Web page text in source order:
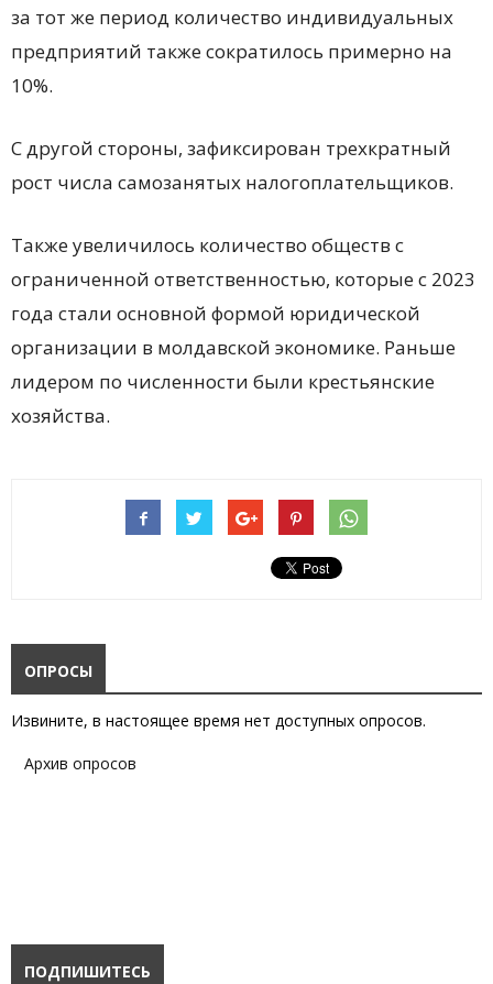
за тот же период количество индивидуальных
предприятий также сократилось примерно на
10%.
С другой стороны, зафиксирован трехкратный
рост числа самозанятых налогоплательщиков.
Также увеличилось количество обществ с
ограниченной ответственностью, которые с 2023
года стали основной формой юридической
организации в молдавской экономике. Раньше
лидером по численности были крестьянские
хозяйства.
ОПРОСЫ
Извините, в настоящее время нет доступных опросов.
Архив опросов
ПОДПИШИТЕСЬ